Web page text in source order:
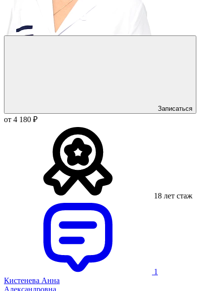
Записаться
от 4 180 ₽
18 лет стаж
1
Кистенева Анна
Александровна